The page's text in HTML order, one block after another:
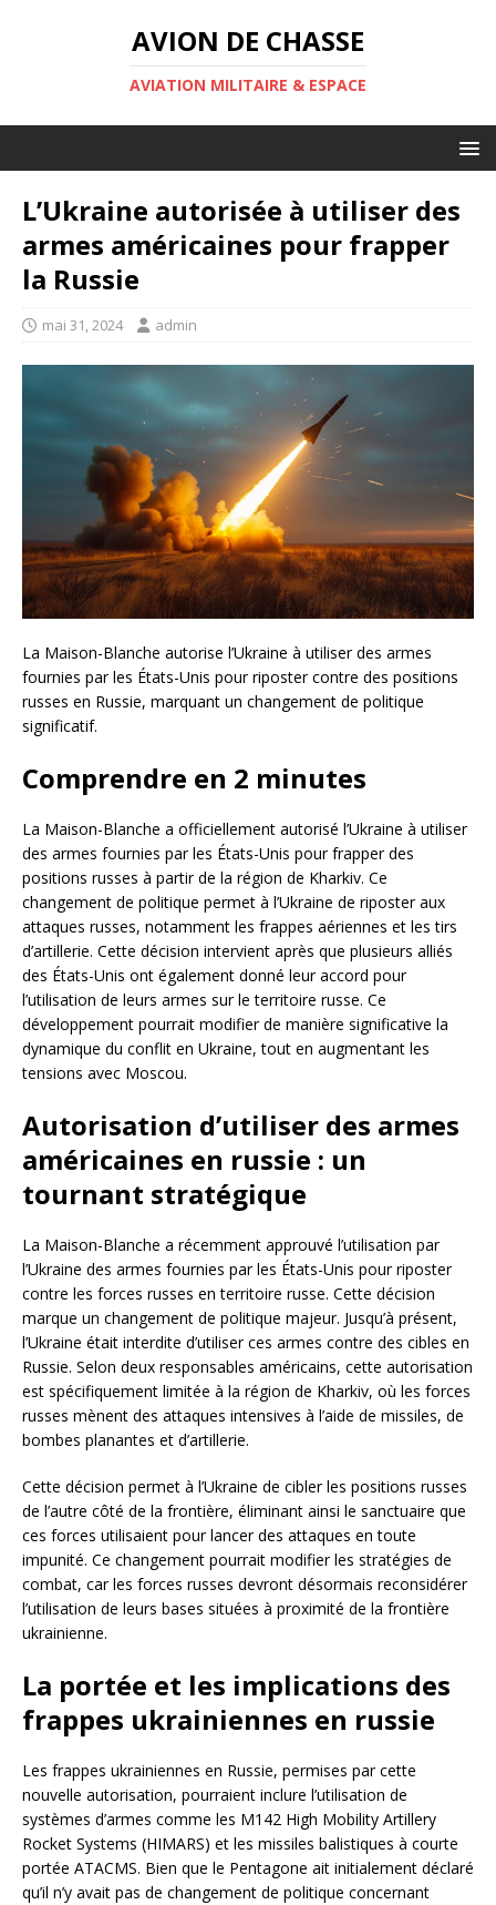
AVION DE CHASSE
AVIATION MILITAIRE & ESPACE
L’Ukraine autorisée à utiliser des
armes américaines pour frapper
la Russie
mai 31, 2024 admin
La Maison-Blanche autorise l’Ukraine à utiliser des armes
fournies par les États-Unis pour riposter contre des positions
russes en Russie, marquant un changement de politique
significatif.
Comprendre en 2 minutes
La Maison-Blanche a officiellement autorisé l’Ukraine à utiliser
des armes fournies par les États-Unis pour frapper des
positions russes à partir de la région de Kharkiv. Ce
changement de politique permet à l’Ukraine de riposter aux
attaques russes, notamment les frappes aériennes et les tirs
d’artillerie. Cette décision intervient après que plusieurs alliés
des États-Unis ont également donné leur accord pour
l’utilisation de leurs armes sur le territoire russe. Ce
développement pourrait modifier de manière significative la
dynamique du conflit en Ukraine, tout en augmentant les
tensions avec Moscou.
Autorisation d’utiliser des armes
américaines en russie : un
tournant stratégique
La Maison-Blanche a récemment approuvé l’utilisation par
l’Ukraine des armes fournies par les États-Unis pour riposter
contre les forces russes en territoire russe. Cette décision
marque un changement de politique majeur. Jusqu’à présent,
l’Ukraine était interdite d’utiliser ces armes contre des cibles en
Russie. Selon deux responsables américains, cette autorisation
est spécifiquement limitée à la région de Kharkiv, où les forces
russes mènent des attaques intensives à l’aide de missiles, de
bombes planantes et d’artillerie.
Cette décision permet à l’Ukraine de cibler les positions russes
de l’autre côté de la frontière, éliminant ainsi le sanctuaire que
ces forces utilisaient pour lancer des attaques en toute
impunité. Ce changement pourrait modifier les stratégies de
combat, car les forces russes devront désormais reconsidérer
l’utilisation de leurs bases situées à proximité de la frontière
ukrainienne.
La portée et les implications des
frappes ukrainiennes en russie
Les frappes ukrainiennes en Russie, permises par cette
nouvelle autorisation, pourraient inclure l’utilisation de
systèmes d’armes comme les M142 High Mobility Artillery
Rocket Systems (HIMARS) et les missiles balistiques à courte
portée ATACMS. Bien que le Pentagone ait initialement déclaré
qu’il n’y avait pas de changement de politique concernant